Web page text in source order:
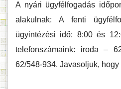
A nyári ügyfélfogadás
alakulnak: A fenti
ügyintézési idő: 8:00 és
telefonszámaink: iroda –
62/548-934. Javasoljuk, hogy